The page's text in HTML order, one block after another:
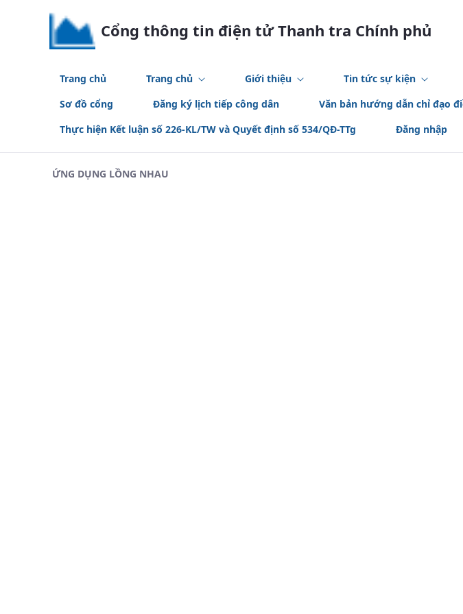
Skip to Main Content
Cổng thông tin điện tử Thanh tra Chính phủ
Trang chủ Trang chủ Giới thiệu Tin tức sự kiện
Sơ đồ cổng
Đăng ký lịch tiếp công dân Văn bản hướng dẫn chỉ đạo
Thực hiện Kết luận số 226-KL/TW và Quyết định số 534/QĐ-TTg
Đăng nhập
ỨNG DỤNG LỒNG NHAU